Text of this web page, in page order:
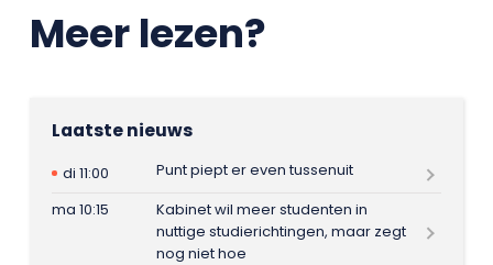
Meer lezen?
Laatste nieuws
di 11:00
Punt piept er even tussenuit
ma 10:15
Kabinet wil meer studenten in
nuttige studierichtingen, maar zegt
nog niet hoe